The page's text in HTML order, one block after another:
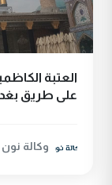
على طريق
وكالة نون